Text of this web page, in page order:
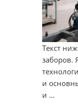
Текст
заборов.
и
и ...